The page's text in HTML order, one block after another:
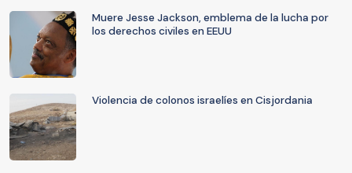
Muere Jesse Jackson, emblema de la lucha por
los derechos civiles en EEUU
Violencia de colonos israelíes en Cisjordania